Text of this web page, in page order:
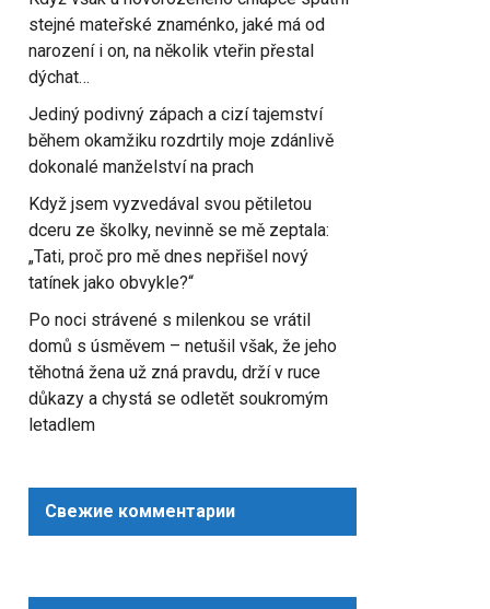
stejné mateřské znaménko, jaké má od
narození i on, na několik vteřin přestal
dýchat…
Jediný podivný zápach a cizí tajemství
během okamžiku rozdrtily moje zdánlivě
dokonalé manželství na prach
Když jsem vyzvedával svou pětiletou
dceru ze školky, nevinně se mě zeptala:
„Tati, proč pro mě dnes nepřišel nový
tatínek jako obvykle?“
Po noci strávené s milenkou se vrátil
domů s úsměvem – netušil však, že jeho
těhotná žena už zná pravdu, drží v ruce
důkazy a chystá se odletět soukromým
letadlem
Свежие комментарии